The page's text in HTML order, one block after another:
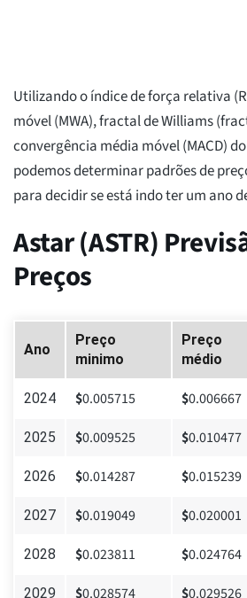
Utilizando o índice de força relativa
móvel (MWA), fractal de Williams
convergência média móvel (MACD)
podemos determinar padrões de
para decidir se está indo ter um ano
Astar (ASTR)
Preços
Ano
Preço
minimo
Preço
médio
2024 $0.005715 $0.006667
2025 $0.009525 $0.010477
2026 $0.014287 $0.015239
2027 $0.019049 $0.020001
2028 $0.023811 $0.024764
2029 $0.028574 $0.029526